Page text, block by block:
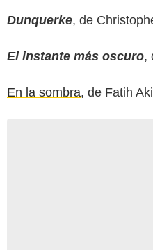
Dunquerke, de
El instante más oscuro,
En la sombra, de Fatih